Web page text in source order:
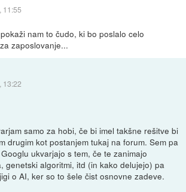
11:55
nam to čudo, ki bo poslalo celo
zaposlovanje...
13:22
samo za hobi, če bi imel takšne rešitve bi
drugim kot postanjem tukaj na forum. Sem pa
ukvarjajo s tem, če te zanimajo
genetski algoritmi, itd (in kako delujejo) pa
o AI, ker so to šele čist osnovne zadeve.